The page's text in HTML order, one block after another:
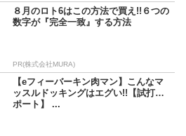
８月のロト6はこの方法で買え!!６つの
数字が『完全一致』する方法
PR(株式会社MURA)
【eフィーバーキン肉マン】こんなマ
ッスルドッキングはエグい!!【試打レ
ポート】 ...